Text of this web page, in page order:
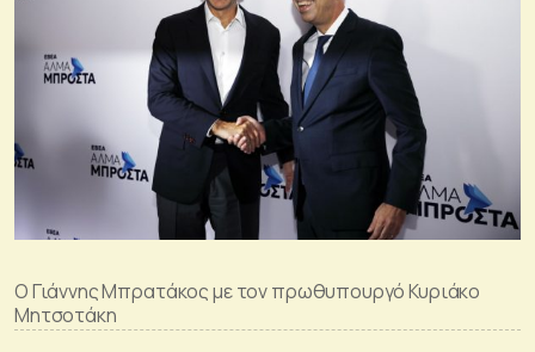
Ο Γιάννης Μπρατάκος με τον πρωθυπουργό Κυριάκο
Μητσοτάκη